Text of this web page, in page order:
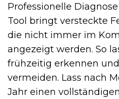
Professionelle
Tool bringt versteckte
die nicht immer im
angezeigt werden. So
frühzeitig erkennen
vermeiden. Lass nach
Jahr einen